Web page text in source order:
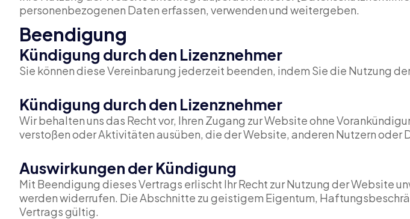
personenbezogenen Daten erfassen, verwenden und weitergeben.
Beendigung
Kündigung durch den Lizenznehmer
Sie können diese Vereinbarung jederzeit beenden, indem Sie die Nutzung
Kündigung durch den Lizenznehmer
Wir behalten uns das Recht vor, Ihren Zugang zur Website ohne
verstoßen oder Aktivitäten ausüben, die der Website, anderen Nutzern oder
Auswirkungen der Kündigung
Mit Beendigung dieses Vertrags erlischt Ihr Recht zur Nutzung der Website
werden widerrufen. Die Abschnitte zu geistigem Eigentum,
Vertrags gültig.